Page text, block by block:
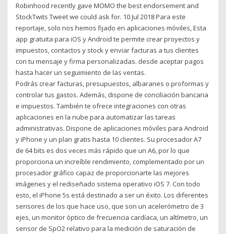
Robinhood recently gave MOMO the best endorsement and
StockTwits Tweet we could ask for. 10 Jul 2018 Para este
reportaje, solo nos hemos fijado en aplicaciones móviles, Esta
app gratuita para iOS y Android te permite crear proyectos y
impuestos, contactos y stock y enviar facturas a tus clientes
con tu mensaje y firma personalizadas. desde aceptar pagos
hasta hacer un seguimiento de las ventas.
Podrás crear facturas, presupuestos, albaranes o proformas y
controlar tus gastos. Además, dispone de conciliación bancaria
e impuestos. También te ofrece integraciones con otras
aplicaciones en la nube para automatizar las tareas
administrativas. Dispone de aplicaciones móviles para Android
y iPhone y un plan gratis hasta 10 clientes. Su procesador A7
de 64 bits es dos veces más rápido que un A6, por lo que
proporciona un increíble rendimiento, complementado por un
procesador gráfico capaz de proporcionarte las mejores
imágenes y el rediseñado sistema operativo iOS 7. Con todo
esto, el iPhone 5s está destinado a ser un éxito. Los diferentes
sensores de los que hace uso, que son un acelerómetro de 3
ejes, un monitor óptico de frecuencia cardíaca, un altímetro, un
sensor de SpO2 relativo para la medición de saturación de